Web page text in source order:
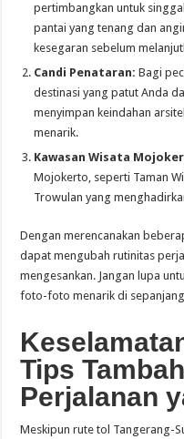
pertimbangkan untuk
pantai yang tenang dan
kesegaran sebelum
Candi Penataran: Bagi
destinasi yang patut Anda
menyimpan keindahan
menarik.
Kawasan Wisata
Mojokerto, seperti Taman
Trowulan yang
Dengan merencanakan
dapat mengubah rutinitas
mengesankan. Jangan lupa
foto-foto menarik di
Tips
Perjalanan
Meskipun rute tol Tangerang-